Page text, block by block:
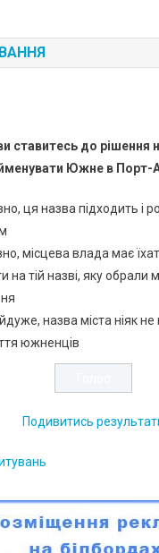
ставитесь до рішення
Южне в Порт-
ця назва підходить і
місцева влада має
на тій назві, яку обрали
назва міста ніяк
южненців
Подивитись